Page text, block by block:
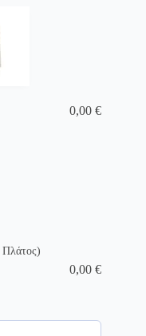
0,00€
0,00€